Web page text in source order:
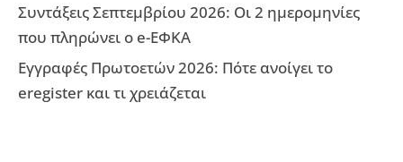
Συντάξεις Σεπτεμβρίου 2026: Οι 2 ημερομηνίες
που πληρώνει ο e-ΕΦΚΑ
Εγγραφές Πρωτοετών 2026: Πότε ανοίγει το
eregister και τι χρειάζεται